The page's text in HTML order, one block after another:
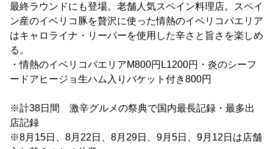
最終ラウンドにも登場。老舗人気スペイン料理店。スペイ
ン産のイベリコ豚を贅沢に使った情熱のイベリコパエリア
はキャロライナ・リーパーを使用した辛さと旨さを楽しめ
る。
・情熱のイベリコパエリアM800円L1200円・炎のシーフ
ードアヒージョ生ハム入りバケット付き800円
※計38日間 激辛グルメの祭典で国内最長記録・最多出
店記録
※8月15日、8月22日、8月29日、9月5日、9月12日は店舗